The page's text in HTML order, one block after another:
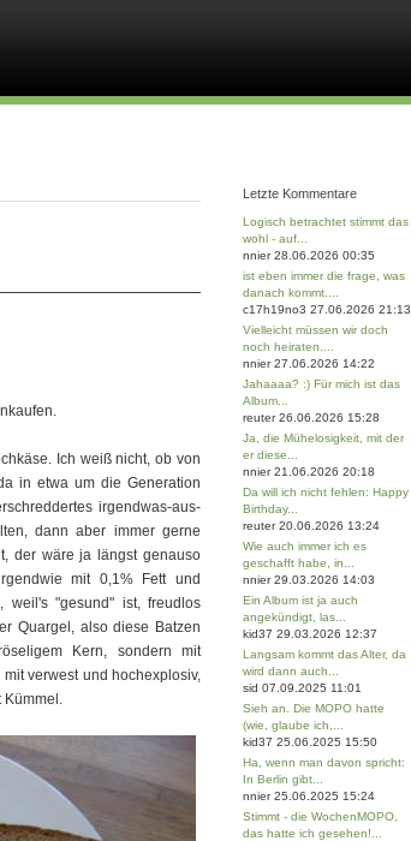
Ich weiß nicht, ob von
in etwa um die Generation
irgendwas-aus-
dann aber immer gerne
der wäre ja längst genauso
mit 0,1% Fett und
weil's "gesund" ist, freudlos
Quargel, also diese Batzen
Kern, sondern mit
verwest und hochexplosiv,
Kümmel.
Letzte Kommentare
Logisch betrachtet stimmt das
wohl - auf...
nnier 28.06.2026 00:35
ist eben immer die frage, was
danach kommt....
c17h19no3 27.06.2026 21:13
Vielleicht müssen wir doch
noch heiraten....
nnier 27.06.2026 14:22
Jahaaaa? :) Für mich ist das
Album...
reuter 26.06.2026 15:28
Ja, die Mühelosigkeit, mit der
er diese...
nnier 21.06.2026 20:18
Da will ich nicht fehlen: Happy
Birthday...
reuter 20.06.2026 13:24
Wie auch immer ich es
geschafft habe, in...
nnier 29.03.2026 14:03
Ein Album ist ja auch
angekündigt, las...
kid37 29.03.2026 12:37
Langsam kommt das Alter, da
wird dann auch...
sid 07.09.2025 11:01
Sieh an. Die MOPO hatte
(wie, glaube ich,...
kid37 25.06.2025 15:50
Ha, wenn man davon spricht:
In Berlin gibt...
nnier 25.06.2025 15:24
Stimmt - die WochenMOPO,
das hatte ich gesehen!...